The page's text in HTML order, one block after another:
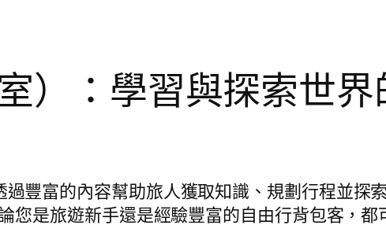
）：學習與探索世界
豐富的內容幫助旅人獲取知識、規劃行程並探
是旅遊新手還是經驗豐富的自由行背包客，都